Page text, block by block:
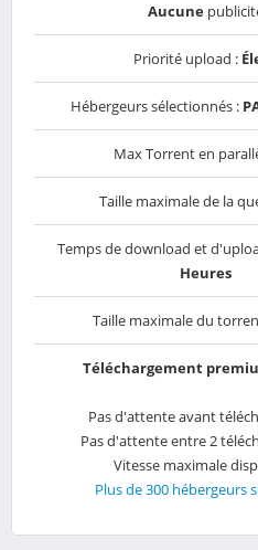
Aucune
Priorité upload :
Hébergeurs sélectionnés :
Max Torrent en
Taille maximale de la
Temps de download et
Heures
Taille maximale du
Téléchargement
Pas d'attente avant
Pas d'attente entre 2
Vitesse maximale
Plus de 300 hébergeurs